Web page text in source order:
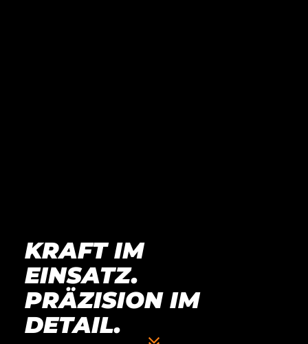
KRAFT IM
EINSATZ.
PRÄZISION IM
DETAIL.